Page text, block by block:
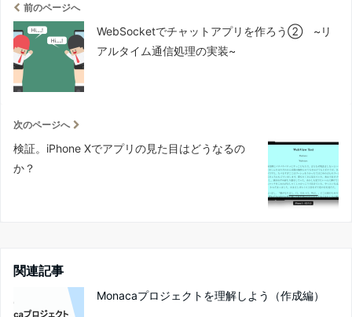
前のページへ
WebSocketでチャットアプリを作ろう➁ ~リ
アルタイム通信処理の実装~
次のページへ
検証。iPhone Xでアプリの見た目はどうなるの
か？
関連記事
Monacaプロジェクトを理解しよう（作成編）